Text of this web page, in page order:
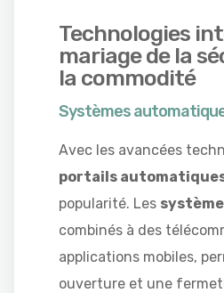
Technologies
mariage de la
la commodité
Systèmes
Avec les avancées
portails
popularité. Les
combinés à des
applications mobiles,
ouverture et une